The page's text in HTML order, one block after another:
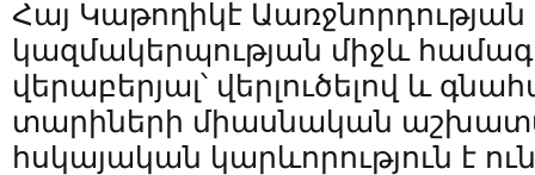
Հայ Կաթողիկէ Աառջնորդության
կազմակերպության միջև
վերաբերյալ՝ վերլուծելով և
տարիների միասնական
հսկայական կարևորություն է